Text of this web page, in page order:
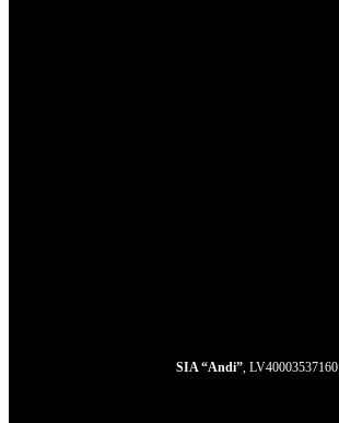
SIA “Andi”, LV40003537160